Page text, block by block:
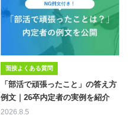
無
面接よくある質問
「部活で頑張ったこと」の答え方
例文｜26卒内定者の実例を紹介
2026.8.5